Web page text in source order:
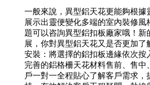
一般來說，異型鋁天花更能夠根據
展示出靈便變化多端的室內裝修風
題可以咨詢異型鋁扣板廠家哦！新
展，你對異型鋁天花又是否更加了
安裝：將選擇的鋁扣板邊緣依次按
完善的鋁格柵天花材料售前、售中
戶一對一全程貼心了解客戶需求，